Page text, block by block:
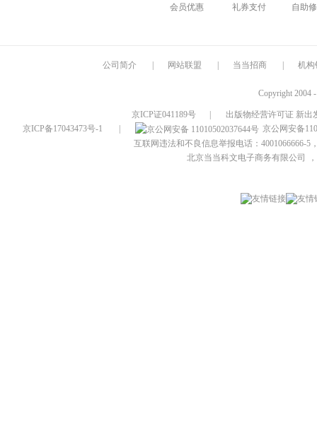
会员优惠
礼券支付
自助
公司简介 网站联盟 当当招商 机构
Copyright 2004
京ICP证041189号
出版物经营许可证 新出
京ICP备17043473号-1
京公网安备
互联网违法和不良信息举报电话：4001066666-5
北京当当科文电子商务有限公司